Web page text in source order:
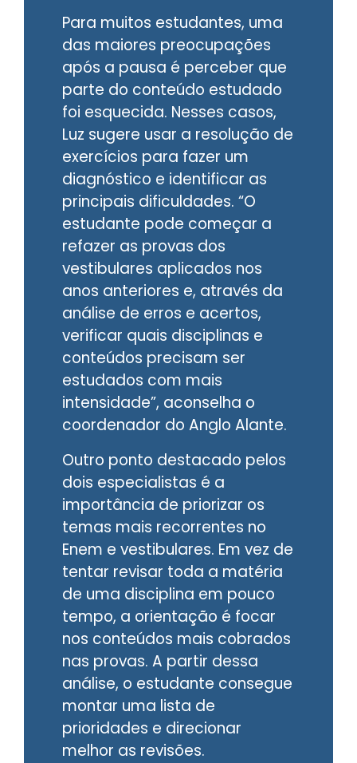
Para muitos estudantes, uma
das maiores preocupações
após a pausa é perceber que
parte do conteúdo estudado
foi esquecida. Nesses casos,
Luz sugere usar a resolução de
exercícios para fazer um
diagnóstico e identificar as
principais dificuldades. “O
estudante pode começar a
refazer as provas dos
vestibulares aplicados nos
anos anteriores e, através da
análise de erros e acertos,
verificar quais disciplinas e
conteúdos precisam ser
estudados com mais
intensidade”, aconselha o
coordenador do Anglo Alante.
Outro ponto destacado pelos
dois especialistas é a
importância de priorizar os
temas mais recorrentes no
Enem e vestibulares. Em vez de
tentar revisar toda a matéria
de uma disciplina em pouco
tempo, a orientação é focar
nos conteúdos mais cobrados
nas provas. A partir dessa
análise, o estudante consegue
montar uma lista de
prioridades e direcionar
melhor as revisões.